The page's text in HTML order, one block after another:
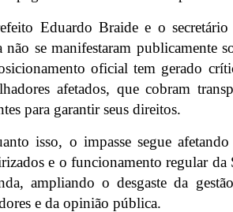
Eduardo Braide e o secretário
não se manifestaram publicamente
oficial tem gerado
afetados, que cobram
para garantir seus direitos.
isso, o impasse segue
e o funcionamento regular
ampliando o desgaste da
e da opinião pública.